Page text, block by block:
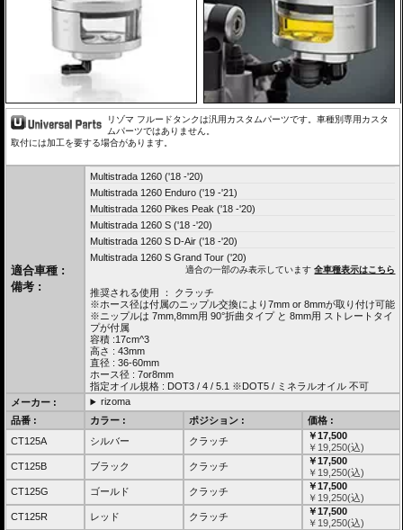
リゾマ フルードタンクは汎用カスタムパーツです。車種別専用カスタ
ムパーツではありません。
取付には加工を要する場合があります。
適合車種 :
備考 :
Multistrada 1260 ('18 -'20)
Multistrada 1260 Enduro ('19 -'21)
Multistrada 1260 Pikes Peak ('18 -'20)
Multistrada 1260 S ('18 -'20)
Multistrada 1260 S D-Air ('18 -'20)
Multistrada 1260 S Grand Tour ('20)
適合の一部のみ表示しています全車種表示はこちら
推奨される使用 ： クラッチ
※ホース径は付属のニップル交換により7mm or 8mmが取り付け可能
※ニップルは 7mm,8mm用 90°折曲タイプ と 8mm用 ストレートタイ
プが付属
容積 :17cm^3
高さ : 43mm
直径 : 36-60mm
ホース径 : 7or8mm
指定オイル規格 : DOT3 / 4 / 5.1 ※DOT5 / ミネラルオイル 不可
メーカー :
rizoma
品番 :
カラー : ポジション :
価格 :
CT125A
シルバー クラッチ
￥17,500
￥ 19,250(込)
CT125B
ブラック クラッチ
￥17,500
￥ 19,250(込)
CT125G
ゴールド クラッチ
￥17,500
￥ 19,250(込)
CT125R
レッド クラッチ
￥17,500
￥ 19,250(込)